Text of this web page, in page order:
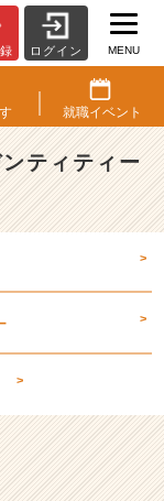
ログイン MENU
就職イベント
ティティー
>
>
>